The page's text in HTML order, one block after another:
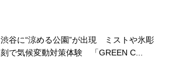
渋谷に“涼める公園”が出現 ミストや氷彫
刻で気候変動対策体験 「GREEN C...